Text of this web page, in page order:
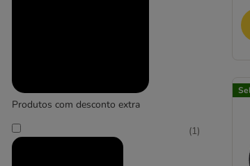
Produtos com desconto extra
(1)